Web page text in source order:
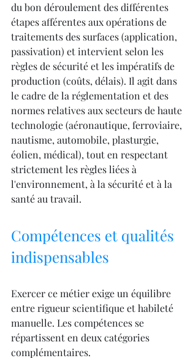
du bon déroulement des différentes
étapes afférentes aux opérations de
traitements des surfaces (application,
passivation) et intervient selon les
règles de sécurité et les impératifs de
production (coûts, délais). Il agit dans
le cadre de la réglementation et des
normes relatives aux secteurs de haute
technologie (aéronautique, ferroviaire,
nautisme, automobile, plasturgie,
éolien, médical), tout en respectant
strictement les règles liées à
l'environnement, à la sécurité et à la
santé au travail.
Compétences et qualités
indispensables
Exercer ce métier exige un équilibre
entre rigueur scientifique et habileté
manuelle. Les compétences se
répartissent en deux catégories
complémentaires.